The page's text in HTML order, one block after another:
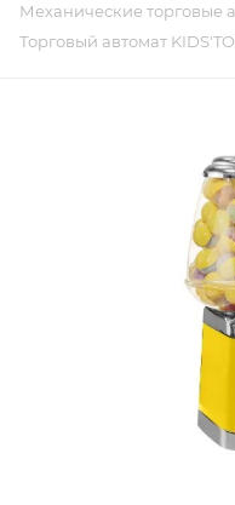
Механические торговые
Торговый автомат